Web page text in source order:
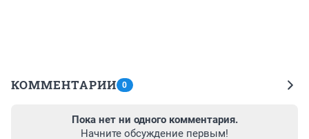
КОММЕНТАРИИ 0
Пока нет ни одного комментария.
Начните обсуждение первым!